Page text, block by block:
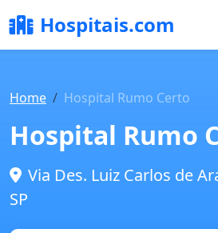
Hospitais.com
Home Hospital Rumo Certo
Hospital Rumo
Via Des. Luiz Carlos de
SP